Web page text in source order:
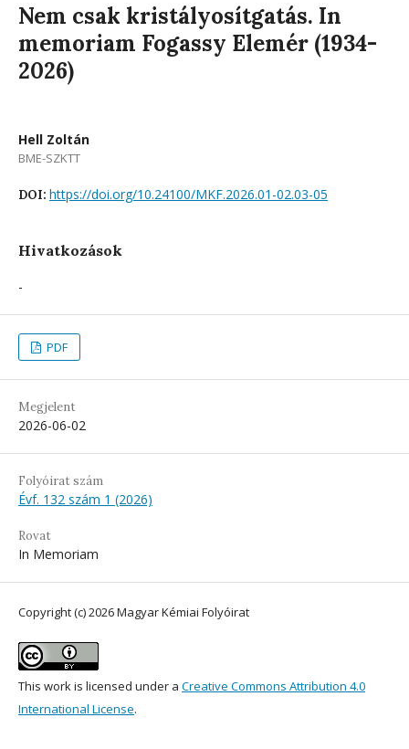
Nem csak kristályosítgatás. In
memoriam Fogassy Elemér (1934-
2026)
Hell Zoltán
BME-SZKTT
DOI: https://doi.org/10.24100/MKF.2026.01-02.03-05
Hivatkozások
-
PDF
Megjelent
2026-06-02
Folyóirat szám
Évf. 132 szám 1 (2026)
Rovat
In Memoriam
Copyright (c) 2026 Magyar Kémiai Folyóirat
This work is licensed under a Creative Commons Attribution 4.0
International License.